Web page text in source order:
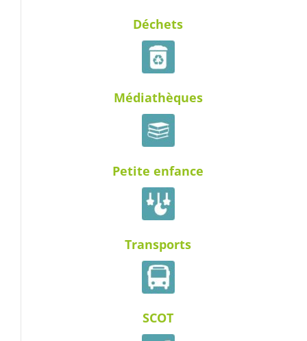
Déchets
Médiathèques
Petite enfance
Transports
SCOT